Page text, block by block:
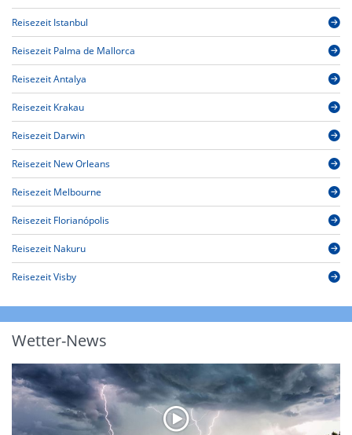
Reisezeit Istanbul
Reisezeit Palma de Mallorca
Reisezeit Antalya
Reisezeit Krakau
Reisezeit Darwin
Reisezeit New Orleans
Reisezeit Melbourne
Reisezeit Florianópolis
Reisezeit Nakuru
Reisezeit Visby
Wetter-News